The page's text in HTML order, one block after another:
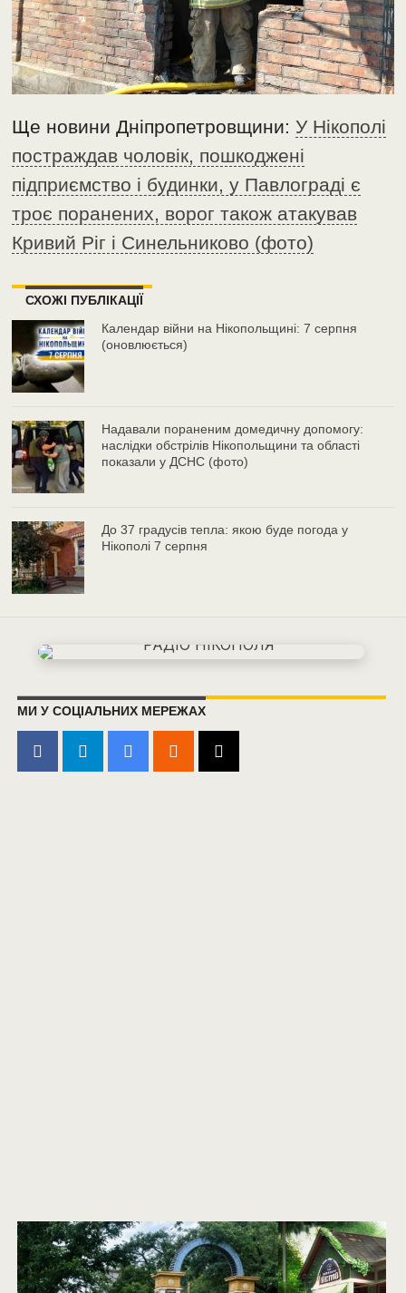
Ще новини Дніпропетровщини:У Нікополі
постраждав чоловік, пошкоджені
підприємство і будинки, у Павлограді є
троє поранених, ворог також атакував
Кривий Ріг і Синельниково (фото)
СХОЖІ ПУБЛІКАЦІЇ
Календар війни на Нікопольщині: 7 серпня
(оновлюється)
Надавали пораненим домедичну допомогу:
наслідки обстрілів Нікопольщини та області
показали у ДСНС (фото)
До 37 градусів тепла: якою буде погода у
Нікополі 7 серпня
МИ У СОЦІАЛЬНИХ МЕРЕЖАХ